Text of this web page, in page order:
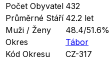
Počet Obyvatel 432
Průměrné Stáří 42.2 let
Muži / Ženy
48.4/51.6%
Okres
Tábor
Kód Okresu
CZ-317